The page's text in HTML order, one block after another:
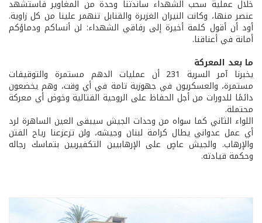
خلال عملية سحب الشهداء ساندتنا وحدة من المغاوير فاستشهد
عنصر منها، وكانت النيران الغزيرة والقنابل تنهمر علينا من كل زاوية.
أود أن أقول كلمة أخيرة إلى رفاقي الشهداء: لن أنساكم ودماؤكم
أمانة في أعناقنا.
ما بعد المعركة
يخبرنا آمر السرية 231 أن عمليات الدهم مستمرة والتوقيفات
مستمرة، والعسكريون في جهوزية تامة في أي وقت، وهم يخضعون
دائمًا للدورات من أجل الحفاظ على الروحية القتالية وخوض أي معركة
محتملة.
اللواء الثاني كما سواه من وحدات الجيش سيبقى العين الساهرة لرد
أي عمل عدواني يطال كرامة لبنان وجيشه، ولن تزعزعنا رياح الفتن
والإرهاب. والجيش عاصٍ على الإرهابيين التكفيريين بتماسك رجاله
وحكمة قيادته.